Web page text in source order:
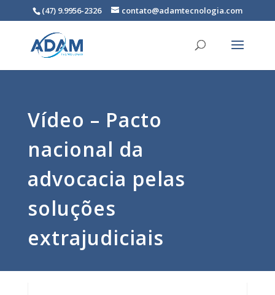
(47) 9.9956-2326 contato@adamtecnologia.com
Vídeo – Pacto
nacional da
advocacia pelas
soluções
extrajudiciais